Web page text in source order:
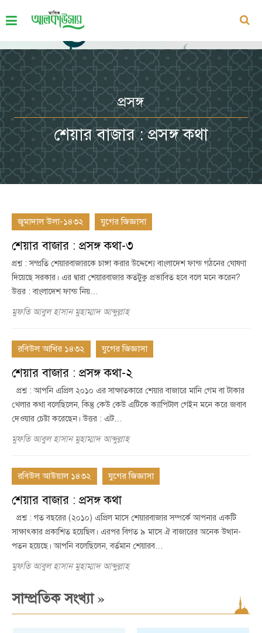
প্রসঙ্গ
শেয়ার বাজার : প্রসঙ্গ কথা
জুমাদাল উলা-১৪৩২ যুগের জিজ্ঞাসা
শেয়ার বাজার : প্রসঙ্গ কথা-৩
প্রশ্ন : সম্প্রতি শেয়ারবাজারকে চাঙ্গা করার উদ্দেশ্যে বাংলাদেশ ফান্ড গঠনের ঘোষণা
দিয়েছে সরকার। এর দ্বারা শেয়ারবাজার কতটুকু প্রভাবিত হবে বলে মনে করেন?
উত্তর : বাংলাদেশ ফান্ড নিয়…
মুফতি আবুল হাসান মুহাম্মাদ আব্দুল্লাহ
রবিউল আখির ১৪৩২ যুগের জিজ্ঞাসা
শেয়ার বাজার : প্রসঙ্গ কথা-২
প্রশ্ন : আপনি এপ্রিল ২০১০ এর সাক্ষাতকারে শেয়ার বাজারে মানি গেম বা টাকার
খেলার কথা বলেছিলেন, কিন্তু কেউ কেউ এটিকে ক্যাপিটাল গেইন মনে করে জবাব
দেওয়ার চেষ্টা করেছেন। উত্তর : এট…
মুফতি আবুল হাসান মুহাম্মাদ আব্দুল্লাহ
রবিউল আউয়াল ১৪৩২ যুগের জিজ্ঞাসা
শেয়ার বাজার : প্রসঙ্গ কথা
প্রশ্ন : গত বছরের (২০১০) এপ্রিল মাসে শেয়ারবাজার সম্পর্কে আপনার একটি
সাক্ষাৎকার প্রকাশিত হয়েছিল। এরপর বিগত ৯ মাসে ঐ বাজারের অনেক উত্থান-
পতন হয়েছে। আপনি বলেছিলেন, বর্তমান শেয়ারব…
মুফতি আবুল হাসান মুহাম্মাদ আব্দুল্লাহ
সাম্প্রতিক সংখ্যা»